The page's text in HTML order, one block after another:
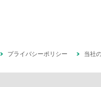
プライバシーポリシー 当社